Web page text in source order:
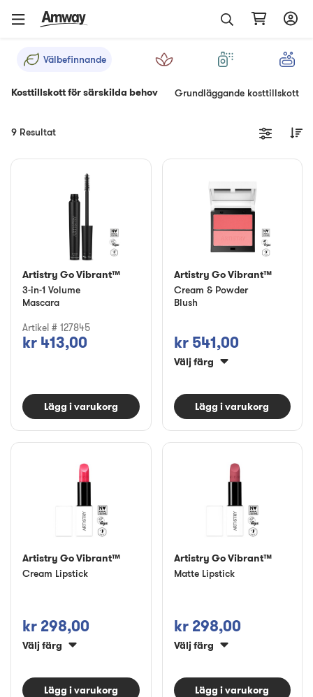
Välbefinnande
Kosttillskott för särskilda behov Grundläggande kosttillskott
9 Resultat
Artistry Go Vibrant™
3-in-1 Volume
Mascara
Artikel # 127845
kr 413,00
Lägg i varukorg
Artistry Go Vibrant™
Cream & Powder
Blush
kr 541,00
Välj färg
Lägg i varukorg
Artistry Go Vibrant™
Cream Lipstick
kr 298,00
Välj färg
Lägg i varukorg
Artistry Go Vibrant™
Matte Lipstick
kr 298,00
Välj färg
Lägg i varukorg